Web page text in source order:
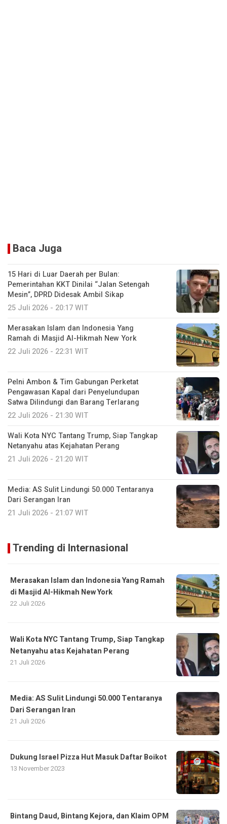
Baca Juga
15 Hari di Luar Daerah per Bulan:
Pemerintahan KKT Dinilai “Jalan Setengah
Mesin”, DPRD Didesak Ambil Sikap
25 Juli 2026 - 20:17 WIT
Merasakan Islam dan Indonesia Yang
Ramah di Masjid Al-Hikmah New York
22 Juli 2026 - 22:31 WIT
Pelni Ambon & Tim Gabungan Perketat
Pengawasan Kapal dari Penyelundupan
Satwa Dilindungi dan Barang Terlarang
22 Juli 2026 - 21:30 WIT
Wali Kota NYC Tantang Trump, Siap Tangkap
Netanyahu atas Kejahatan Perang
21 Juli 2026 - 21:20 WIT
Media: AS Sulit Lindungi 50.000 Tentaranya
Dari Serangan Iran
21 Juli 2026 - 21:07 WIT
Trending di Internasional
Merasakan Islam dan Indonesia Yang Ramah
di Masjid Al-Hikmah New York
22 Juli 2026
Wali Kota NYC Tantang Trump, Siap Tangkap
Netanyahu atas Kejahatan Perang
21 Juli 2026
Media: AS Sulit Lindungi 50.000 Tentaranya
Dari Serangan Iran
21 Juli 2026
Dukung Israel Pizza Hut Masuk Daftar Boikot
13 November 2023
Bintang Daud, Bintang Kejora, dan Klaim OPM